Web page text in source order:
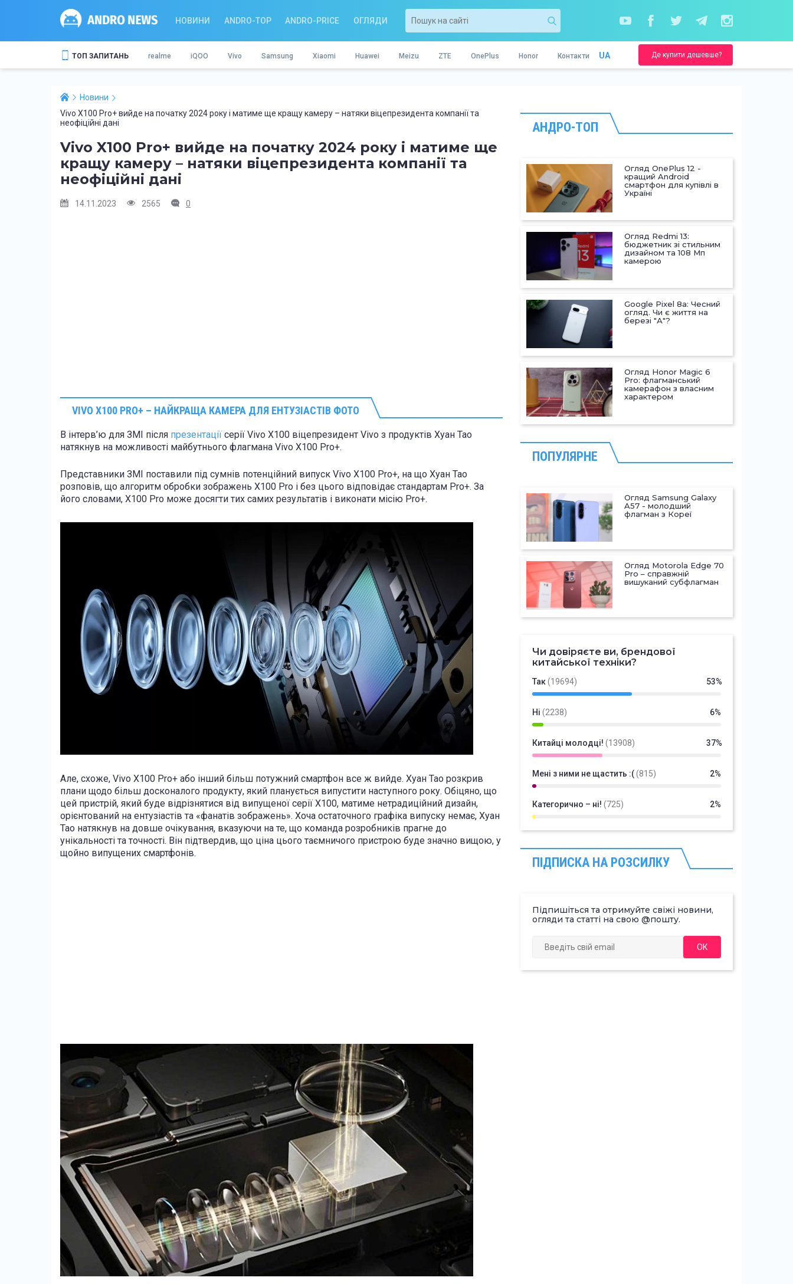
НОВИНИ ANDRO-TOP ANDRO-PRICE ОГЛЯДИ
ТОП ЗАПИТАНЬ realme iQOO Vivo Samsung Xiaomi Huawei Meizu ZTE OnePlus Honor Контакти UA Де купити дешевше?
Новини
Vivo X100 Pro+ вийде на початку 2024 року і матиме ще кращу камеру – натяки віцепрезидента компанії та
неофіційні дані
Vivo X100 Pro+ вийде на початку 2024 року і матиме ще
кращу камеру – натяки віцепрезидента компанії та
неофіційні дані
14.11.2023 2565 0
VIVO X100 PRO+ – НАЙКРАЩА КАМЕРА ДЛЯ ЕНТУЗІАСТІВ ФОТО
В інтерв’ю для ЗМІ після презентації серії Vivo X100 віцепрезидент Vivo з продуктів Хуан Тао
натякнув на можливості майбутнього флагмана Vivo X100 Pro+ .
Представники ЗМІ поставили під сумнів потенційний випуск Vivo X100 Pro+, на що Хуан Тао
розповів, що алгоритм обробки зображень X100 Pro і без цього відповідає стандартам Pro+. За
його словами, X100 Pro може досягти тих самих результатів і виконати місію Pro+.
Але, схоже, Vivo X100 Pro+ або інший більш потужний смартфон все ж вийде. Хуан Тао розкрив
плани щодо більш досконалого продукту, який планується випустити наступного року. Обіцяно, що
цей пристрій, який буде відрізнятися від випущеної серії X100, матиме нетрадиційний дизайн,
орієнтований на ентузіастів та «фанатів зображень». Хоча остаточного графіка випуску немає, Хуан
Тао натякнув на довше очікування, вказуючи на те, що команда розробників прагне до
унікальності та точності. Він підтвердив, що ціна цього таємничого пристрою буде значно вищою, у
щойно випущених смартфонів.
АНДРО-ТОП
Огляд OnePlus 12 -
кращий Android
смартфон для купівлі в
Україні
Огляд Redmi 13:
бюджетник зі стильним
дизайном та 108 Мп
камерою
Google Pixel 8a: Чесний
огляд. Чи є життя на
березі "А"?
Огляд Honor Magic 6
Pro: флагманський
камерафон з власним
характером
ПОПУЛЯРНЕ
Огляд Samsung Galaxy
A57 - молодший
флагман з Кореї
Огляд Motorola Edge 70
Pro – справжній
вишуканий субфлагман
Чи довіряєте ви, брендової
китайської техніки?
Так(19694) 53%
Ні (2238) 6%
Китайці молодці! (13908) 37%
Мені з ними не щастить :((815) 2%
Категорично – ні! (725) 2%
ПІДПИСКА НА РОЗСИЛКУ
Підпишіться та отримуйте свіжі новини,
огляди та статті на свою @пошту.
ОК